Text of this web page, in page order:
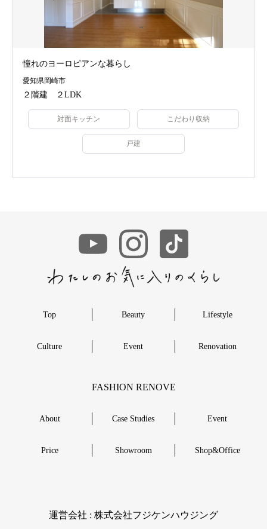
憧れのヨーロピアンな暮らし
愛知県岡崎市
２階建 ２LDK
対面キッチン こだわり収納
戸建
Top Beauty Lifestyle
Culture Event Renovation
FASHION RENOVE
About Case Studies Event
Price Showroom Shop&Office
︎運営会社 : 株式会社フジケンハウジング